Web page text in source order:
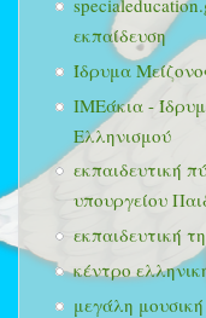
εκπαίδευση
Ίδρυμα
ΙΜΕάκια -
Ελληνισμού
εκπαιδευτική
υπουργείου
εκπαιδευτική
κέντρο
μεγάλη μουσική